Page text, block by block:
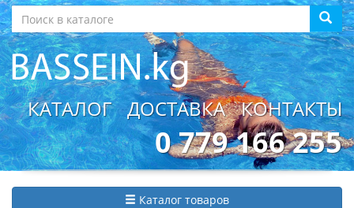
КАТАЛОГ ДОСТАВКА КОНТАКТЫ
0 779 166 255
Каталог товаров